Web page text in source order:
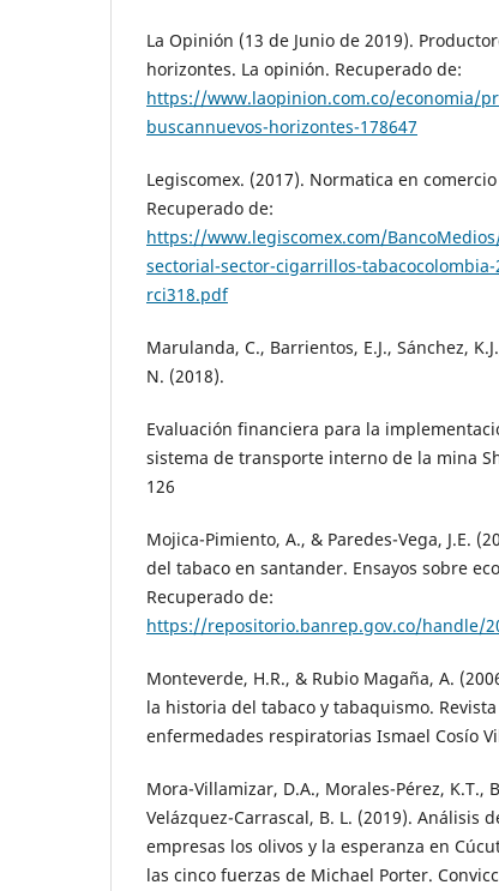
La Opinión (13 de Junio de 2019).
horizontes. La opinión. Recuperado de:
https://www.laopinion.com.co/economia/
buscannuevos-horizontes-178647
Legiscomex. (2017). Normatica en
Recuperado de:
https://www.legiscomex.com/
sectorial-sector-cigarrillos-
rci318.pdf
Marulanda, C., Barrientos, E.J., Sánchez,
N. (2018).
Evaluación financiera para la
sistema de transporte interno de la mina
126
Mojica-Pimiento, A., & Paredes-Vega, J.E.
del tabaco en santander. Ensayos sobre
Recuperado de:
https://repositorio.banrep.gov.co/handle/
Monteverde, H.R., & Rubio Magaña, A.
la historia del tabaco y tabaquismo.
enfermedades respiratorias Ismael Cosío
Mora-Villamizar, D.A., Morales-Pérez, K.T.,
Velázquez-Carrascal, B. L. (2019). Análisis
empresas los olivos y la esperanza en
las cinco fuerzas de Michael Porter.